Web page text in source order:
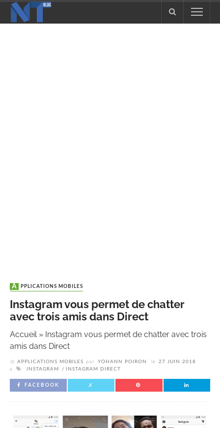
APPLICATIONS MOBILES
Instagram vous permet de chatter
avec trois amis dans Direct
Accueil» Instagram vous permet de chatter avec trois
amis dans Direct
APPLICATIONS MOBILES par YOHANN POIRON le
27 JUIN 2018
INSTAGRAM
INSTAGRAM DIRECT
FACEBOOK